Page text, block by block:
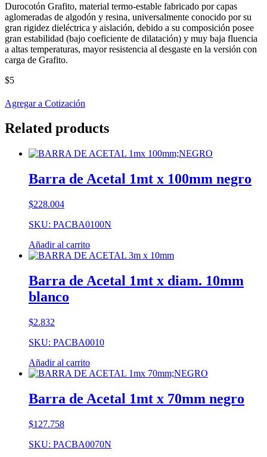
Durocotón Grafito, material termo-estable fabricado por capas
aglomeradas de algodón y resina, universalmente conocido por su
gran rigidez dieléctrica y aislación, debido a su composición posee
gran estabilidad (bajo coeficiente de dilatación) y muy baja fluencia
a altas temperaturas, mayor resistencia al desgaste en la versión con
carga de Grafito.
$5
Agregar a Cotización
Related products
Barra de Acetal 1mt x 100mm negro
$228.004
SKU: PACBA0100N
Añadir al carrito
Barra de Acetal 1mt x diam. 10mm
blanco
$2.832
SKU: PACBA0010
Añadir al carrito
Barra de Acetal 1mt x 70mm negro
$127.758
SKU: PACBA0070N